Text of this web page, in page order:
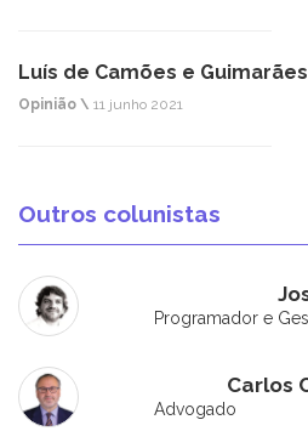
Luís de Camões e Guimarães
Opinião \ 11 junho 2021
Outros colunistas
Programador e
Carlos
Advogado